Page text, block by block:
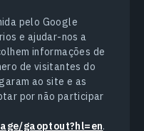
pelo Google
e ajudar-nos a
informações de
de visitantes do
ao site e as
por não participar
gaoptout?hl=en.